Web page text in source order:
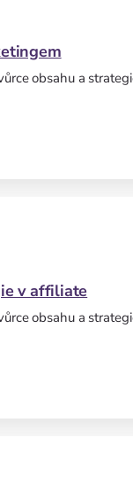
obsahu a
v affiliate
obsahu a